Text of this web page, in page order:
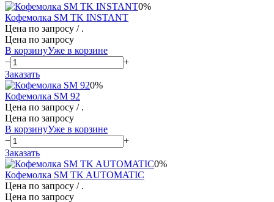
0%
Кофемолка SM TK INSTANT
Цена по запросу / .
Цена по запросу
В корзинуУже в корзине
−
+
Заказать
0%
Кофемолка SM 92
Цена по запросу / .
Цена по запросу
В корзинуУже в корзине
−
+
Заказать
0%
Кофемолка SM TK AUTOMATIC
Цена по запросу / .
Цена по запросу